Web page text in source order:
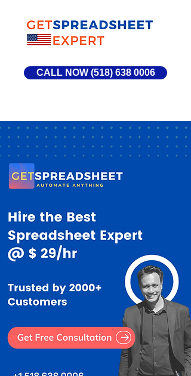
CALL NOW (518) 638 0006